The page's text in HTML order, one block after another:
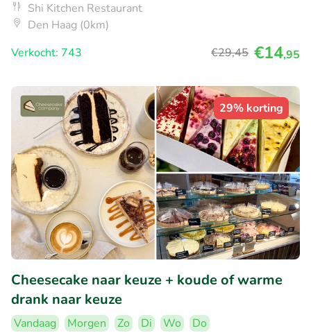
Shi Kitchen Restaurant
Den Haag (0km)
Verkocht: 743
€29,45 €14,95
29% korting
Cheesecake naar keuze + koude of warme
drank naar keuze
Vandaag Morgen Zo Di Wo
Do